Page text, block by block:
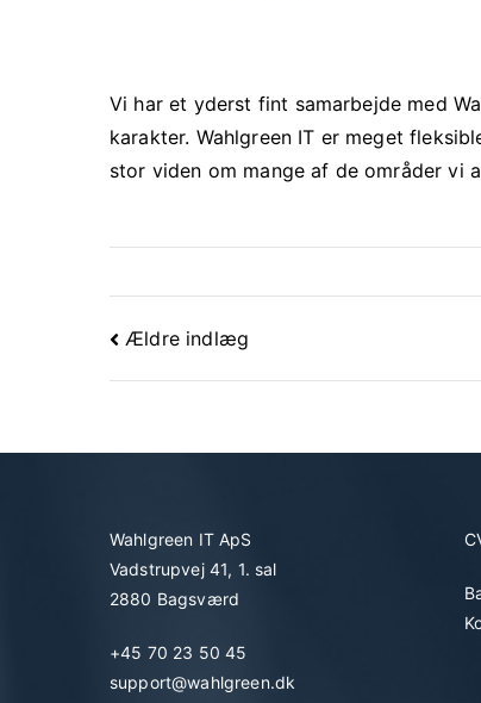
Vi har et yderst fint samarbejde med
karakter. Wahlgreen IT er meget
stor viden om mange af de områder vi
Ældre indlæg
Wahlgreen IT ApS
Vadstrupvej 41, 1. sal
2880 Bagsværd
+45 70 23 50 45
support@wahlgreen.dk